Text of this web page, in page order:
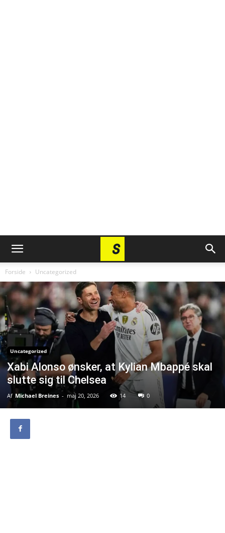
Forside Uncategorized
Uncategorized
Xabi Alonso ønsker, at Kylian Mbappé skal
slutte sig til Chelsea
Af Michael Breines - maj 20, 2026 14 0